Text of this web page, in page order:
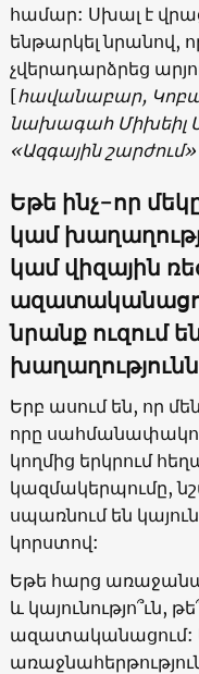
համար: Սխալ է
ենթարկել նրանով,
չվերադարձրեց
[հավանաբար,
նախագահ Միխեիլ
«Ազգային շարժում»
Եթե ինչ-որ
կամ
կամ վիզային
նրանք ուզում
խաղաղությունն
Երբ ասում են, որ
որը
կողմից երկրում
կազմակերպումը,
սպառնում են
կորստով:
Եթե հարց
և կայունությո՞ւն,
ազատականացում: